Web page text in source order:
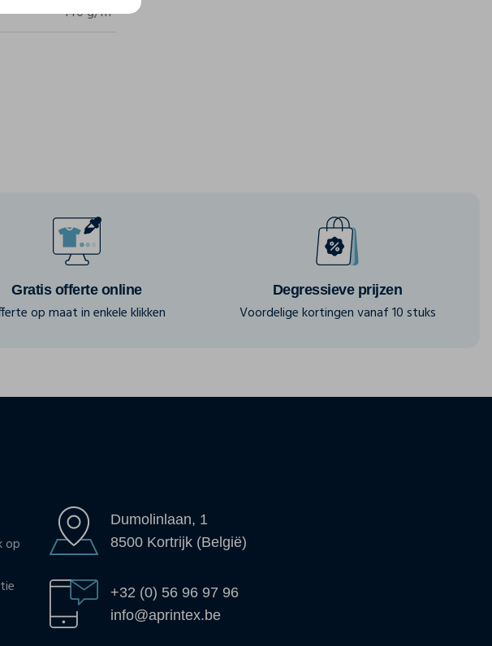
140 g/m²
Gratis offerte online
op maat in enkele klikken
Degressieve prijzen
Voordelige kortingen vanaf 10 stuks
op
Dumolinlaan, 1
8500 Kortrijk (België)
+32 (0) 56 96 97 96
info@aprintex.be